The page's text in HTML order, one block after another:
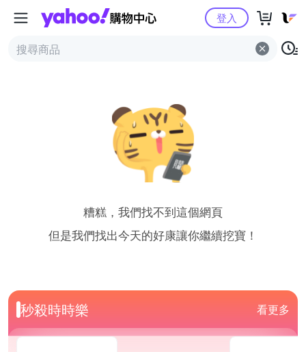
Yahoo購物中心
登入
糟糕，我們找不到這個網頁
但是我們找出今天的好康讓你繼續挖寶！
秒殺時時樂 看更多